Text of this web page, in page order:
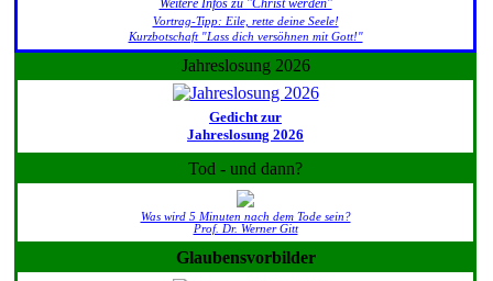
Vortrag-Tipp: Eile, rette deine Seele!
Kurzbotschaft "Lass dich versöhnen mit Gott!"
Jahreslosung 2026
Gedicht zur
Jahreslosung 2026
Tod - und dann?
Was wird 5 Minuten nach dem Tode sein?
Prof. Dr. Werner Gitt
Glaubensvorbilder